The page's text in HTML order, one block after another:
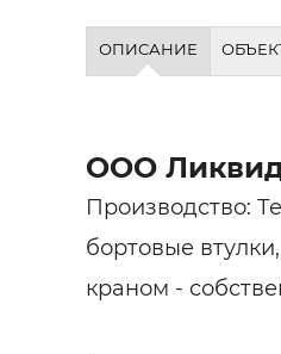
ОПИСАНИЕ
ООО
Производство:
бортовые
краном -